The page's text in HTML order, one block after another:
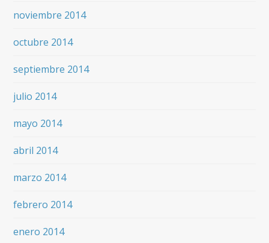
noviembre 2014
octubre 2014
septiembre 2014
julio 2014
mayo 2014
abril 2014
marzo 2014
febrero 2014
enero 2014